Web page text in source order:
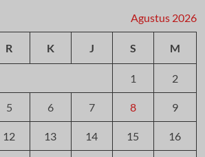
Agustus 2026
R K J S M
1 2
5 6 7 8 9
12 13 14 15 16